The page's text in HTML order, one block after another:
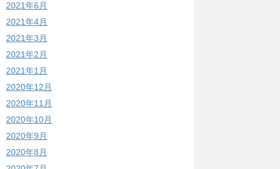
2021年6月
2021年4月
2021年3月
2021年2月
2021年1月
2020年12月
2020年11月
2020年10月
2020年9月
2020年8月